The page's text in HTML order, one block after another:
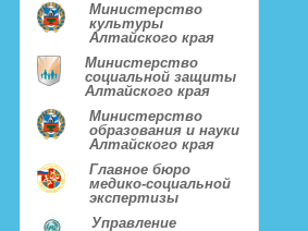
Министерство
культуры
Алтайского края
Министерство
социальной защиты
Алтайского края
Министерство
образования и науки
Алтайского края
Главное бюро
медико-социальной
экспертизы
Управление